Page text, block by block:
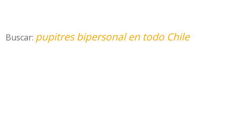
Buscar: pupitres bipersonal en todo Chile